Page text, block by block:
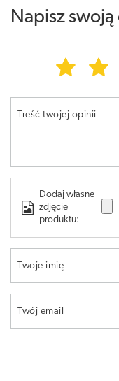
Napisz
Treść twojej opinii
Dodaj własne
zdjęcie
produktu:
Twoje imię
Twój email